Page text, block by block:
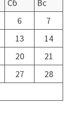
Сб
Вс
6
7
13
14
20
21
27
28